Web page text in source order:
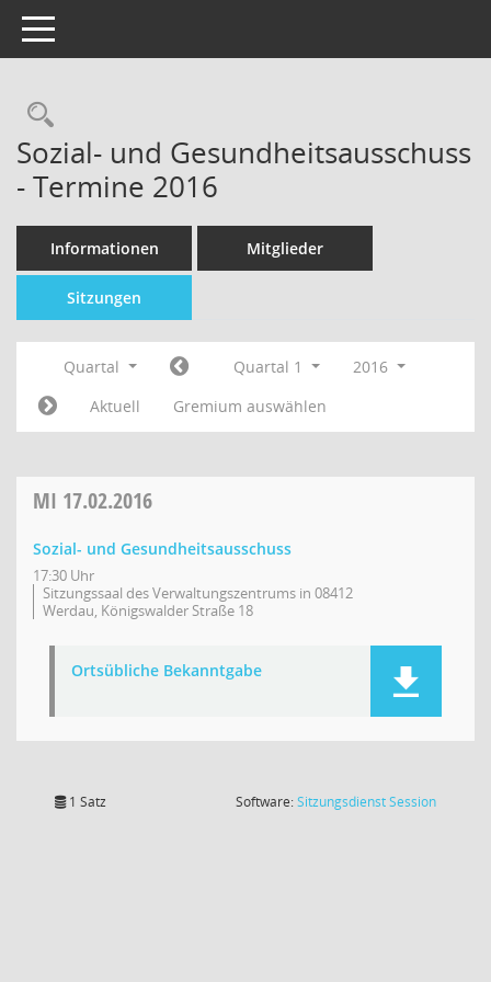
Toggle navigation
Sozial- und Gesundheitsausschuss
- Termine 2016
Informationen Mitglieder
Sitzungen
Quartal Quartal 1
2016
Aktuell
Gremium auswählen
MI 17.02.2016
Sozial- und Gesundheitsausschuss
17:30 Uhr
Sitzungssaal des Verwaltungszentrums in 08412
Werdau, Königswalder Straße 18
Ortsübliche Bekanntgabe
1 Satz Software:SitzungsdienstSession(Wird in